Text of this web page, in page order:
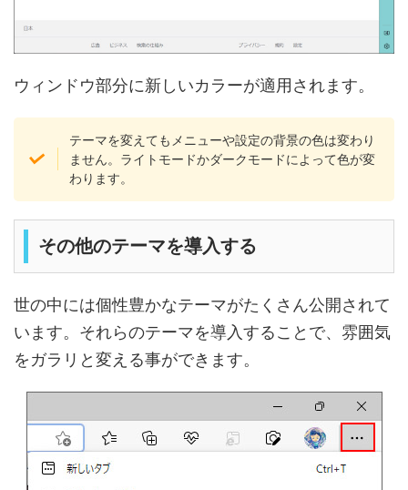
ウィンドウ部分に新しいカラーが適用されます。
テーマを変えてもメニューや設定の背景の色は変わり
ません。ライトモードかダークモードによって色が変
わります。
その他のテーマを導入する
世の中には個性豊かなテーマがたくさん公開されて
います。それらのテーマを導入することで、雰囲気
をガラリと変える事ができます。